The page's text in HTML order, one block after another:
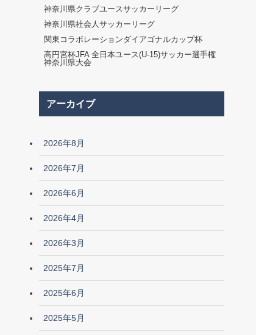
神奈川県クラブユースサッカーリーグ
神奈川県社会人サッカーリーグ
関東コラボレーションダイアゴナルカップ杯
高円宮杯JFA 全日本ユース(U-15)サッカー選手権
神奈川県大会
アーカイブ
2026年8月
2026年7月
2026年6月
2026年4月
2026年3月
2025年7月
2025年6月
2025年5月